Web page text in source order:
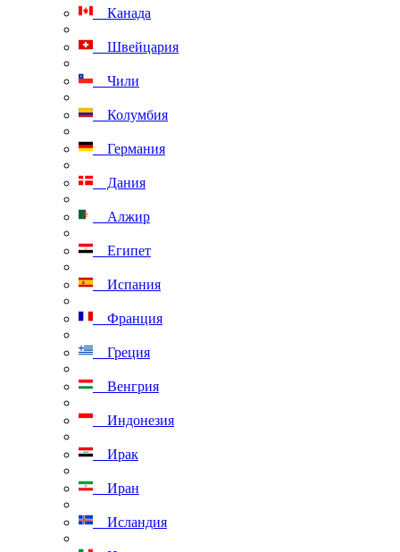
Канада
Швейцария
Чили
Колумбия
Германия
Дания
Алжир
Египет
Испания
Франция
Греция
Венгрия
Индонезия
Ирак
Иран
Исландия